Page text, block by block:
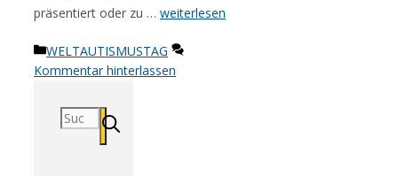
präsentiert oder zu … weiterlesen
Kategorien
WELTAUTISMUSTAG
Kommentar hinterlassen
Suchen
nach: